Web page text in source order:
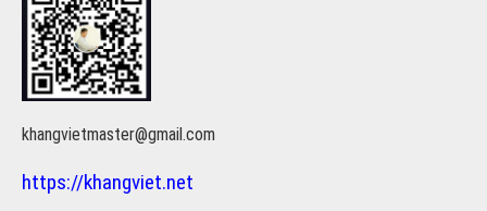
khangvietmaster@gmail.com
https://khangviet.net